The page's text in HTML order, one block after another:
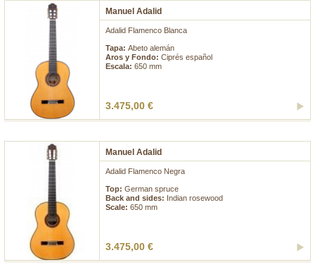
Manuel Adalid
Adalid Flamenco Blanca
Tapa: Abeto alemán
Aros y Fondo: Ciprés español
Escala: 650 mm
3.475,00 €
Manuel Adalid
Adalid Flamenco Negra
Top: German spruce
Back and sides: Indian rosewood
Scale: 650 mm
3.475,00 €